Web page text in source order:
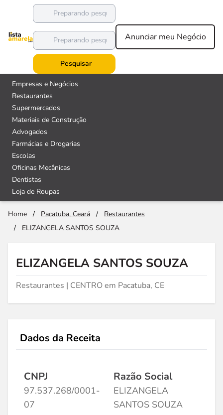
Pesquisar
Anunciar meu Negócio
Empresas e Negócios
Restaurantes
Supermercados
Materiais de Construção
Advogados
Farmácias e Drogarias
Escolas
Oficinas Mecânicas
Dentistas
Loja de Roupas
Home / Pacatuba, Ceará /
Restaurantes
/
ELIZANGELA SANTOS SOUZA
ELIZANGELA SANTOS SOUZA
Restaurantes | CENTRO em Pacatuba, CE
Dados da Receita
CNPJ
97.537.268/0001-
07
Razão Social
ELIZANGELA
SANTOS SOUZA